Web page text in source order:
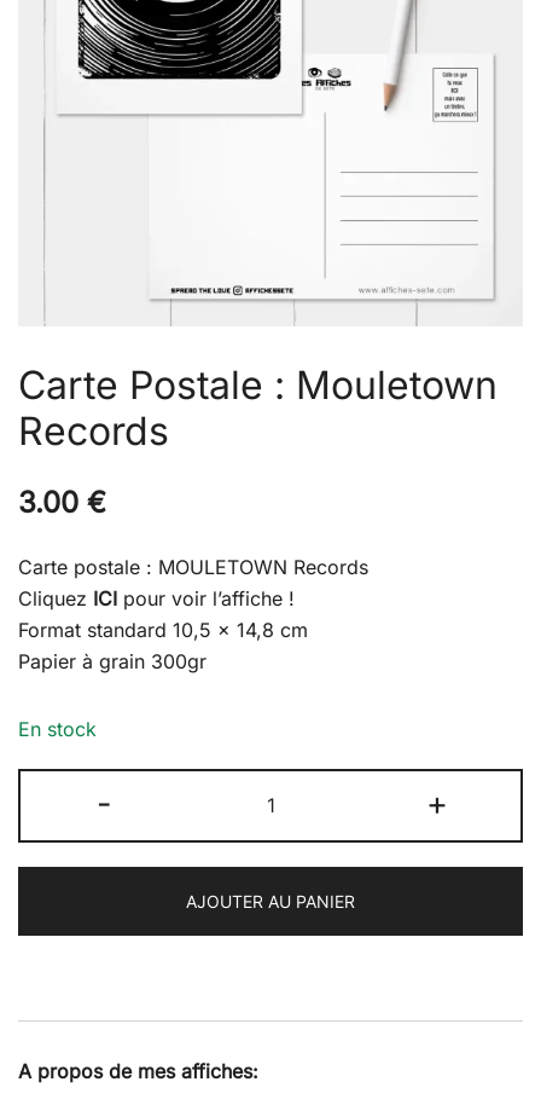
Carte Postale : Mouletown
Records
3.00 €
Carte postale : MOULETOWN Records
Cliquez ICI pour voir l’affiche !
Format standard 10,5 x 14,8 cm
Papier à grain 300gr
En stock
-
de
Carte
:
Mouletown
+
AJOUTER AU PANIER
A propos de mes affiches: